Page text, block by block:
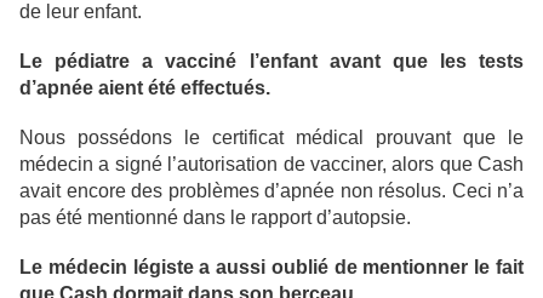
de leur enfant.
Le pédiatre a vacciné l’enfant avant que les tests
d’apnée aient été effectués.
Nous possédons le certificat médical prouvant que le
médecin a signé l’autorisation de vacciner, alors que Cash
avait encore des problèmes d’apnée non résolus. Ceci n’a
pas été mentionné dans le rapport d’autopsie.
Le médecin légiste a aussi oublié de mentionner le fait